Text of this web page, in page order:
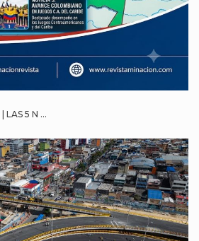
LAS 5 N ...